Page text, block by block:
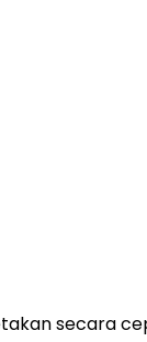
secara